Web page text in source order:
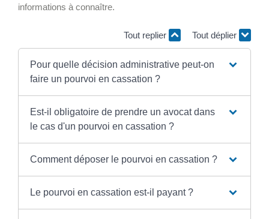
informations à connaître.
Tout replier Tout déplier
Pour quelle décision administrative peut-on
faire un pourvoi en cassation ?
Est-il obligatoire de prendre un avocat dans
le cas d'un pourvoi en cassation ?
Comment déposer le pourvoi en cassation ?
Le pourvoi en cassation est-il payant ?